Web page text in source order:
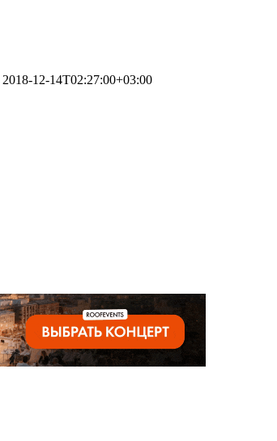
2018-12-14T02:27:00+03:00